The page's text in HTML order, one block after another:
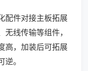
配件对接主板拓展
线传输等组件，
高，加装后可拓展
。